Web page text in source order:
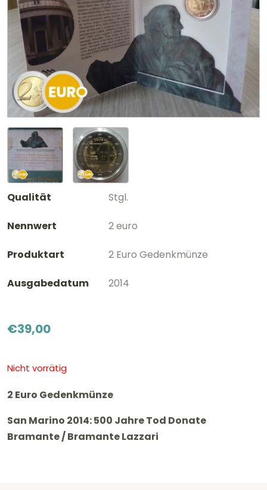
Qualität Stgl.
Nennwert 2 euro
Produktart 2 Euro Gedenkmünze
Ausgabedatum 2014
€39,00
Nicht vorrätig
2 Euro Gedenkmünze
San Marino 2014: 500 Jahre Tod Donate
Bramante / Bramante Lazzari